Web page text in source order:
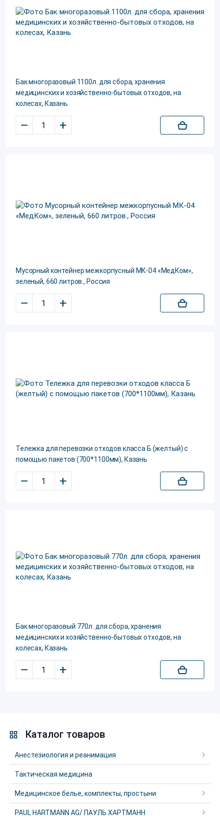
Бак многоразовый 1100л. для сбора, хранения
медицинских и хозяйственно-бытовых отходов, на
колесах, Казань
– +
Мусорный контейнер межкорпусный МК-04 «МедКом»,
зеленый, 660 литров., Россия
– +
Тележка для перевозки отходов класса Б (желтый) с
помощью пакетов (700*1100мм), Казань
– +
Бак многоразовый 770л. для сбора, хранения
медицинских и хозяйственно-бытовых отходов, на
колесах, Казань
– +
Каталог товаров
Анестезиология и реанимация
Тактическая медицина
Медицинское белье, комплекты, простыни
PAUL HARTMANN AG/ ПАУЛЬ ХАРТМАНН